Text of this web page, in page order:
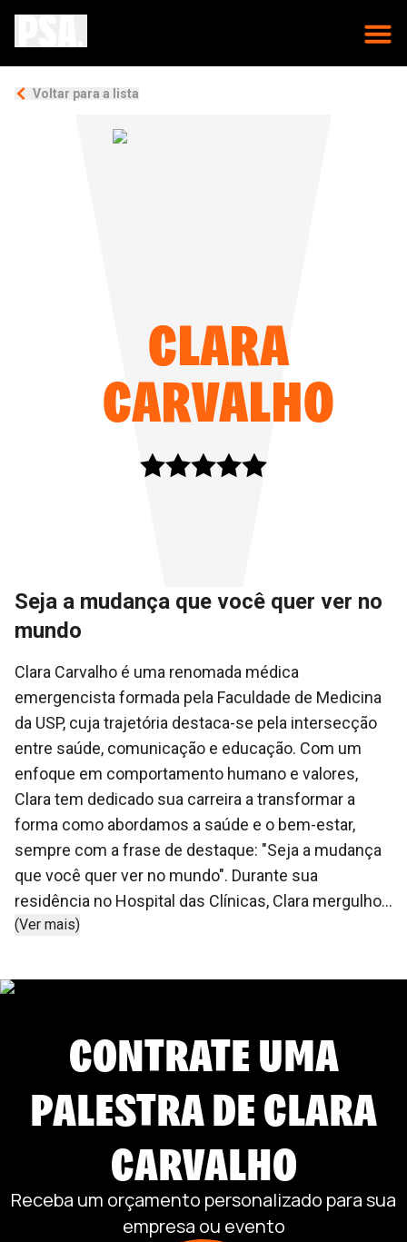
Voltar para a lista
CLARA
CARVALHO
Seja a mudança que você quer ver no
mundo
Clara Carvalho é uma renomada médica
emergencista formada pela Faculdade de Medicina
da USP, cuja trajetória destaca-se pela intersecção
entre saúde, comunicação e educação. Com um
enfoque em comportamento humano e valores,
Clara tem dedicado sua carreira a transformar a
forma como abordamos a saúde e o bem-estar,
sempre com a frase de destaque: "Seja a mudança
que você quer ver no mundo". Durante sua
residência no Hospital das Clínicas, Clara mergulhou
em estudos sobre Medicina do Estilo de Vida e
sem comprometer sua essência. Essa busca
Billions, refletindo seu impacto nas esferas de
suas apresentações vão além da informação; elas
são experiências que promovem reflexão e
mudança. Suas palestras são uma fusão de ciência
e emoção, conectando os ouvintes com a razão e a
humanidade. Clara inspira médicos e profissionais
de diversas áreas a adotarem uma abordagem mais
(Ver mais)
CONTRATE UMA
PALESTRA DECLARA
CARVALHO
Receba um orçamento personalizado para sua
empresa ou evento